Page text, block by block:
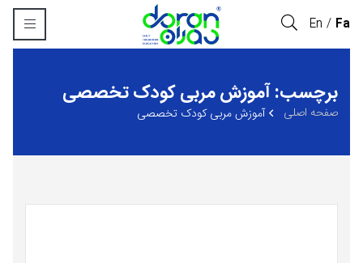
Fa
En
برچسب: آموزش مربی کودک تخصصی
صفحه اصلی آموزش مربی کودک تخصصی